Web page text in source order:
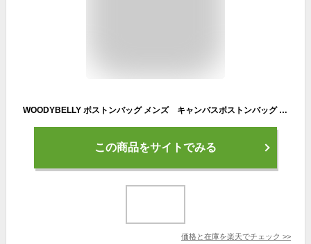
WOODYBELLY ボストンバッグ メンズ キャンバスボストンバッグ 帆布バッグ 大きい 大型 角型 大容量 一泊旅行 人気 2way コットンバッグ 軽量 軽い 父の日 出張 通勤 海外旅行 2泊 丈夫 レディース ブランド 機内持込可
この商品をサイトでみる
価格と在庫を楽天でチェック >>